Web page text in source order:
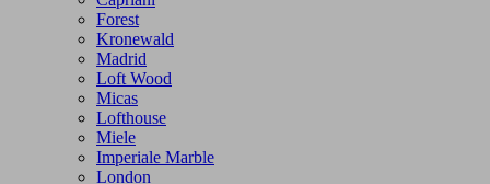
Forest
Kronewald
Madrid
Loft Wood
Micas
Lofthouse
Miele
Imperiale Marble
London